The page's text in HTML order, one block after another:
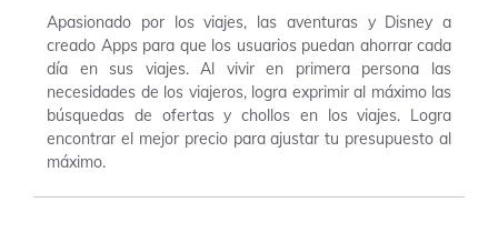
Apasionado por los viajes, las aventuras y Disney a
creado Apps para que los usuarios puedan ahorrar cada
día en sus viajes. Al vivir en primera persona las
necesidades de los viajeros, logra exprimir al máximo las
búsquedas de ofertas y chollos en los viajes. Logra
encontrar el mejor precio para ajustar tu presupuesto al
máximo.